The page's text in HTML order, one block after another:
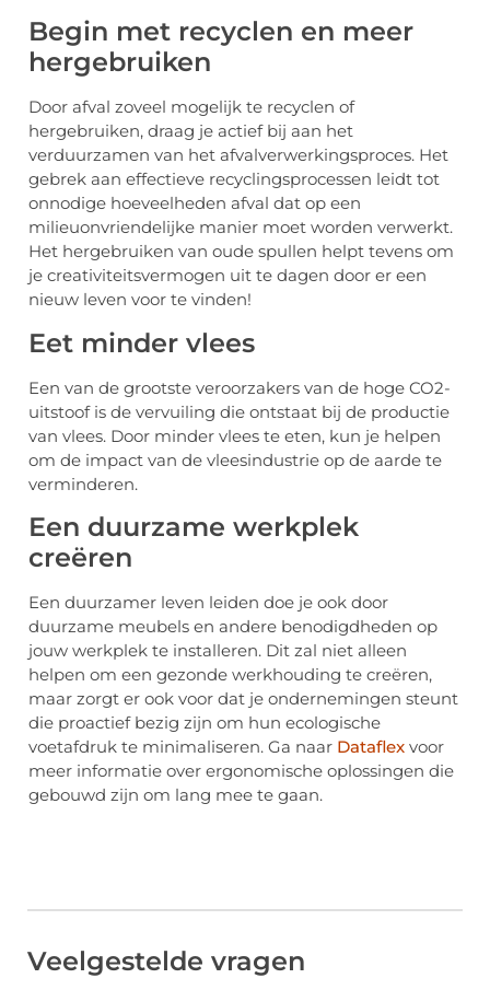
Begin met recyclen en meer
hergebruiken
Door afval zoveel mogelijk te recyclen of
hergebruiken, draag je actief bij aan het
verduurzamen van het afvalverwerkingsproces. Het
gebrek aan effectieve recyclingsprocessen leidt tot
onnodige hoeveelheden afval dat op een
milieuonvriendelijke manier moet worden verwerkt.
Het hergebruiken van oude spullen helpt tevens om
je creativiteitsvermogen uit te dagen door er een
nieuw leven voor te vinden!
Eet minder vlees
Een van de grootste veroorzakers van de hoge CO2-
uitstoof is de vervuiling die ontstaat bij de productie
van vlees. Door minder vlees te eten, kun je helpen
om de impact van de vleesindustrie op de aarde te
verminderen.
Een duurzame werkplek
creëren
Een duurzamer leven leiden doe je ook door
duurzame meubels en andere benodigdheden op
jouw werkplek te installeren. Dit zal niet alleen
helpen om een gezonde werkhouding te creëren,
maar zorgt er ook voor dat je ondernemingen steunt
die proactief bezig zijn om hun ecologische
voetafdruk te minimaliseren. Ga naar Dataflex voor
meer informatie over ergonomische oplossingen die
gebouwd zijn om lang mee te gaan.
Veelgestelde vragen